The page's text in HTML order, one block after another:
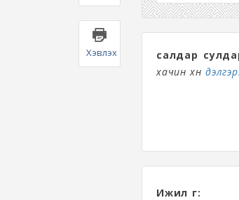
Хэвлэх салдар
хачин хүн
Ижил үг: